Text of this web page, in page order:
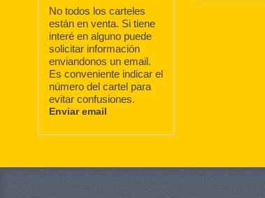
No todos los carteles
están en venta. Si tiene
interé en alguno puede
solicitar información
enviandonos un email.
Es conveniente indicar el
número del cartel para
evitar confusiones.
Enviar email